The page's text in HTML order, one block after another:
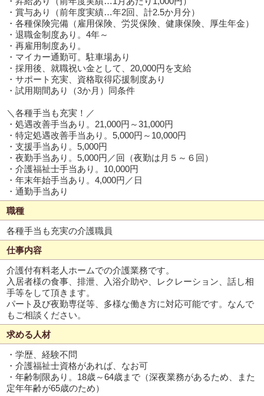
・賞与あり（前年度実績…年2回、計2.5か月分）
・各種保険完備（雇用保険、労災保険、健康保険、厚生年金）
・退職金制度あり。4年～
・再雇用制度あり。
・マイカー通勤可。駐車場あり
・採用後、就職祝い金として、20,000円を支給
・サポート充実、資格取得応援制度あり
・試用期間あり（3か月）同条件
＼各種手当も充実！／
・処遇改善手当あり。21,000円～31,000円
・特定処遇改善手当あり。5,000円～10,000円
・支援手当あり。5,000円
・夜勤手当あり。5,000円／回（夜勤は月５～６回）
・介護福祉士手当あり。10,000円
・年末年始手当あり。4,000円／日
・通勤手当あり
職種
各種手当も充実の介護職員
仕事内容
介護付有料老人ホームでの介護業務です。
入居者様の食事、排泄、入浴介助や、レクレーション、話し相
手等をして頂きます。
パート及び夜勤専従等、多様な働き方に対応可能です。なんで
もご相談ください。
求める人材
・学歴、経験不問
・介護福祉士資格があれば、なお可
・年齢制限あり。18歳～64歳まで（深夜業務があるため、また
定年年齢が65歳のため）